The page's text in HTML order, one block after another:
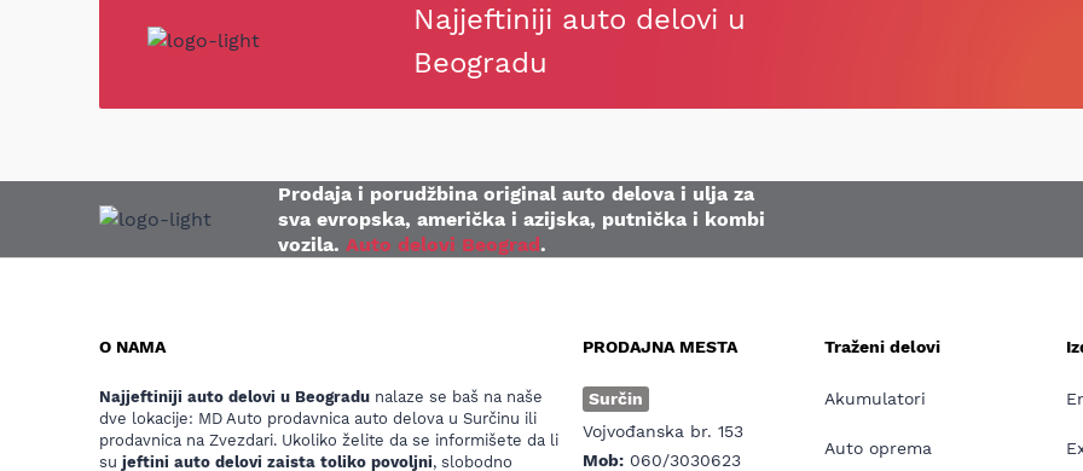
Najjeftiniji auto delovi u
Beogradu
Prodaja i porudžbina original auto delova i ulja za
sva evropska, američka i azijska, putnička i kombi
vozila. Auto delovi Beograd.
O NAMA
Najjeftiniji auto delovi u Beogradu nalaze se baš na naše
dve lokacije: MD Auto prodavnica auto delova u Surčinu ili
prodavnica na Zvezdari. Ukoliko želite da se informišete da li
su jeftini auto delovi zaista toliko povoljni, slobodno
PRODAJNA MESTA
Surčin
Vojvođanska br. 153
Mob: 060/3030623
Traženi delovi
Akumulatori
Auto oprema